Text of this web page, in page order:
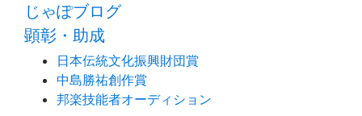
じゃぽブログ
顕彰・助成
日本伝統文化振興財団賞
中島勝祐創作賞
邦楽技能者オーディション